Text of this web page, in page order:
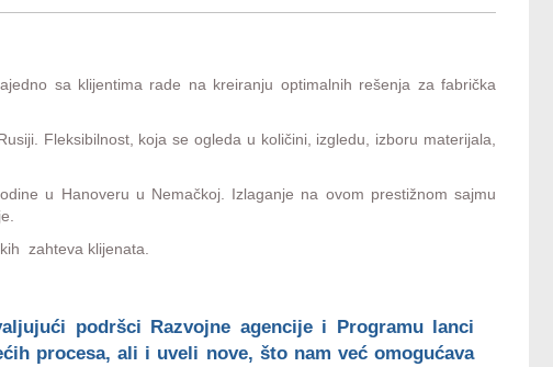
sa klijentima rade na kreiranju optimalnih rešenja za fabrička
Fleksibilnost, koja se ogleda u količini, izgledu, izboru materijala,
u Hanoveru u Nemačkoj. Izlaganje na ovom prestižnom sajmu
zahteva klijenata.
podršci Razvojne agencije i Programu lanci
procesa, ali i uveli nove, što nam već omogućava